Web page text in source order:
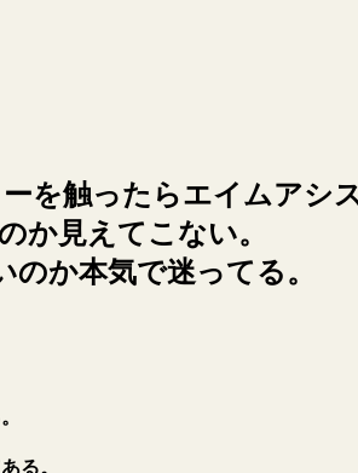
を触ったらエイムアシ
か見えてこない。
か本気で迷ってる。
る。